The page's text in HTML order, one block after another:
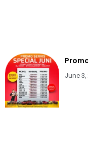
June 3,